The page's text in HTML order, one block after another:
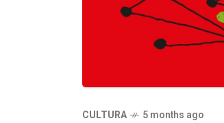
CULTURA 5 months ago